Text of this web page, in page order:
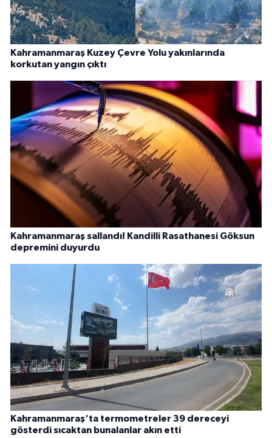
Kahramanmaraş Kuzey Çevre Yolu yakınlarında
korkutan yangın çıktı
Kahramanmaraş sallandı! Kandilli Rasathanesi Göksun
depremini duyurdu
Kahramanmaraş'ta termometreler 39 dereceyi
gösterdi sıcaktan bunalanlar akın etti